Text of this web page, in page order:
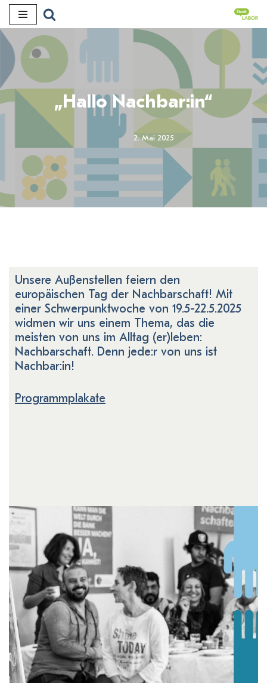
Inhalt
„Hallo Nachbar:in“
2. Mai 2025
Unsere Außenstellen feiern den
europäischen Tag der Nachbarschaft! Mit
einer Schwerpunktwoche von 19.5-22.5.2025
widmen wir uns einem Thema, das die
meisten von uns im Alltag (er)leben:
Nachbarschaft. Denn jede:r von uns ist
Nachbar:in!
Programmplakate